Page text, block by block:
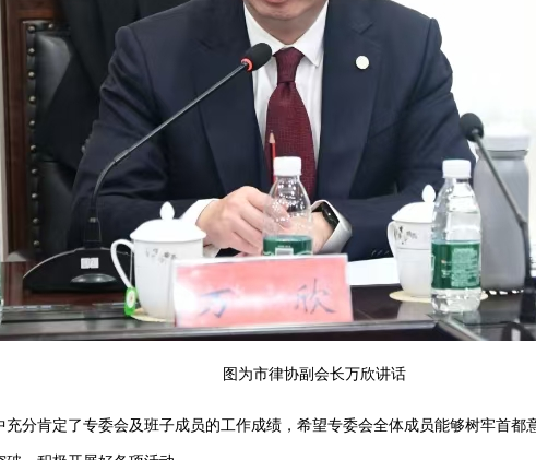
图为市律协副会长万欣讲话
充分肯定了专委会及班子成员的工作成绩，希望专委会全体成员能够树牢首都